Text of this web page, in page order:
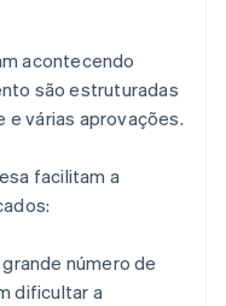
acontecendo
são estruturadas
e várias aprovações.
facilitam a
grande número de
dificultar a